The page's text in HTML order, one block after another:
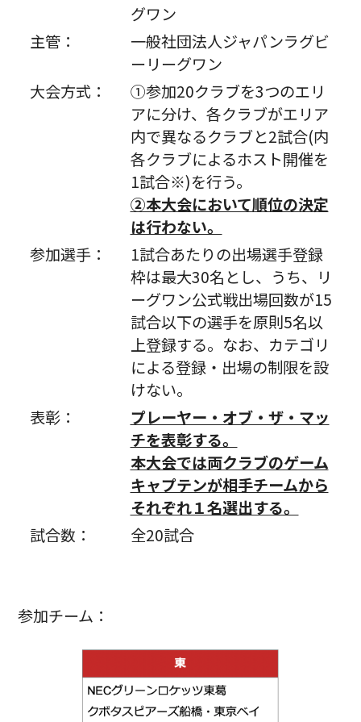
グワン
主管：
一般社団法人ジャパンラグビ
ーリーグワン
大会方式：
①参加20クラブを3つのエリ
アに分け、各クラブがエリア
内で異なるクラブと2試合(内
各クラブによるホスト開催を
1試合※)を行う。
②本大会において順位の決定
は行わない。
参加選手：
1試合あたりの出場選手登録
枠は最大30名とし、うち、リ
ーグワン公式戦出場回数が15
試合以下の選手を原則5名以
上登録する。なお、カテゴリ
による登録・出場の制限を設
けない。
表彰：
プレーヤー・オブ・ザ・マッ
チを表彰する。
本大会では両クラブのゲーム
キャプテンが相手チームから
それぞれ１名選出する。
試合数：
全20試合
参加チーム：